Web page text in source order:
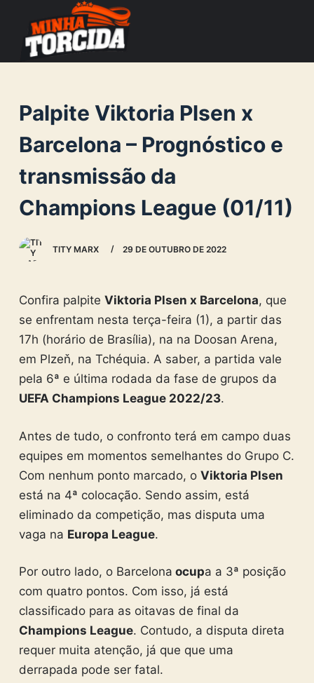
c
o
n
e
Palpite Viktoria Plsen x
Barcelona – Prognóstico e
transmissão da
Champions League (01/11)
TITY MARX 29 DE OUTUBRO DE 2022
Confira palpite Viktoria Plsen x Barcelona, que
se enfrentam nesta terça-feira (1), a partir das
17h (horário de Brasília), na na Doosan Arena,
em Plzeň, na Tchéquia. A saber, a partida vale
pela 6ª e última rodada da fase de grupos da
UEFA Champions League 2022/23.
Antes de tudo, o confronto terá em campo duas
equipes em momentos semelhantes do Grupo C.
Com nenhum ponto marcado, o Viktoria Plsen
está na 4ª colocação. Sendo assim, está
eliminado da competição, mas disputa uma
vaga na Europa League.
Por outro lado, o Barcelona ocupa a 3ª posição
com quatro pontos. Com isso, já está
classificado para as oitavas de final da
Champions League. Contudo, a disputa direta
requer muita atenção, já que que uma
derrapada pode ser fatal.